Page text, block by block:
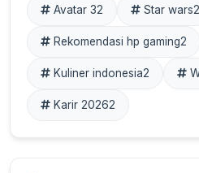
Avatar 32 Star wars2
Rekomendasi hp gaming2
Kuliner indonesia2
Karir 20262